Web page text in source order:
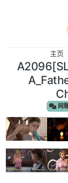
主页
网